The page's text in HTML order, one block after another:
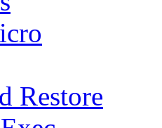
Restore